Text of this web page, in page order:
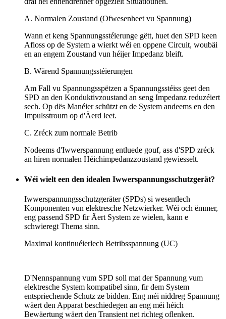
A. Normalen Zoustand (Ofwesenheet vu Spannung)
Wann et keng Spannungsstéierunge gëtt, huet den SPD keen
Afloss op de System a wierkt wéi en oppene Circuit, woubäi
en an engem Zoustand vun héijer Impedanz bleift.
B. Wärend Spannungsstéierungen
Am Fall vu Spannungsspëtzen a Spannungsstéiss geet den
SPD an den Konduktivzoustand an seng Impedanz reduzéiert
sech. Op dës Manéier schützt en de System andeems en den
Impulsstroum op d'Äerd leet.
C. Zréck zum normale Betrib
Nodeems d'Iwwerspannung entluede gouf, ass d'SPD zréck
an hiren normalen Héichimpedanzzoustand gewiesselt.
Wéi wielt een den idealen Iwwerspannungsschutzgerät?
Iwwerspannungsschutzgeräter (SPDs) si wesentlech
Komponenten vun elektresche Netzwierker. Wéi och ëmmer,
eng passend SPD fir Äert System ze wielen, kann e
schwieregt Thema sinn.
Maximal kontinuéierlech Betribsspannung (UC)
D'Nennspannung vum SPD soll mat der Spannung vum
elektresche System kompatibel sinn, fir dem System
entspriechende Schutz ze bidden. Eng méi niddreg Spannung
wäert den Apparat beschiedegen an eng méi héich
Bewäertung wäert den Transient net richteg oflenken.